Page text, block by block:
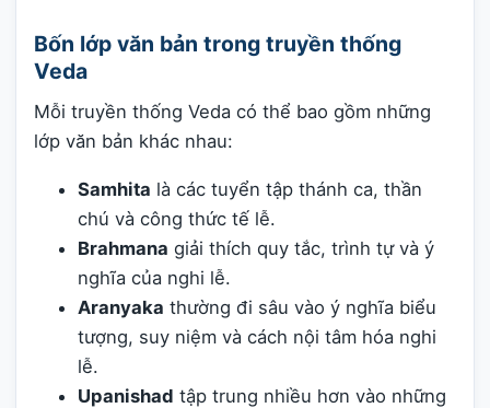
Bốn lớp văn bản trong truyền thống
Veda
Mỗi truyền thống Veda có thể bao gồm những
lớp văn bản khác nhau:
Samhita là các tuyển tập thánh ca, thần
chú và công thức tế lễ.
Brahmana giải thích quy tắc, trình tự và ý
nghĩa của nghi lễ.
Aranyaka thường đi sâu vào ý nghĩa biểu
tượng, suy niệm và cách nội tâm hóa nghi
lễ.
Upanishad tập trung nhiều hơn vào những